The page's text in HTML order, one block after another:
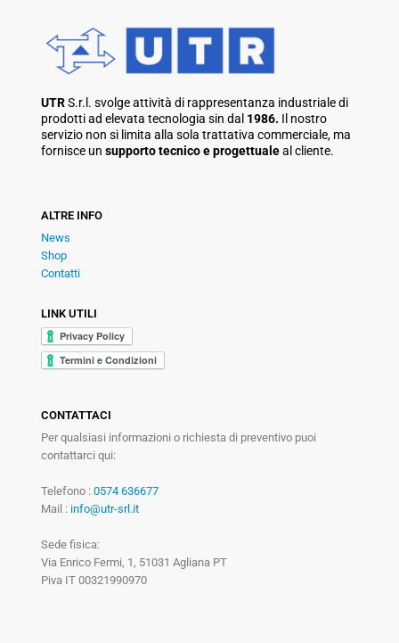
UTRS.r.l. svolge attività di rappresentanza industriale di
prodotti ad elevata tecnologia sin dal 1986. Il nostro
servizio non si limita alla sola trattativa commerciale, ma
fornisce un supporto tecnico e progettualeal cliente.
ALTRE INFO
News
Shop
Contatti
LINK UTILI
CONTATTACI
Per qualsiasi informazioni o richiesta di preventivo puoi
contattarci qui:
Telefono : 0574 636677
Mail : info@utr-srl.it
Sede fisica:
Via Enrico Fermi, 1, 51031 Agliana PT
Piva IT 00321990970